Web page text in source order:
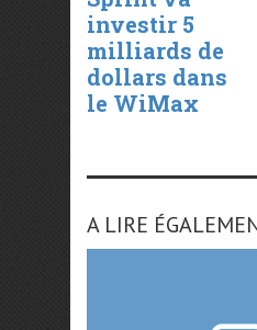
investir 5
milliards de
dollars dans
le WiMax
A LIRE